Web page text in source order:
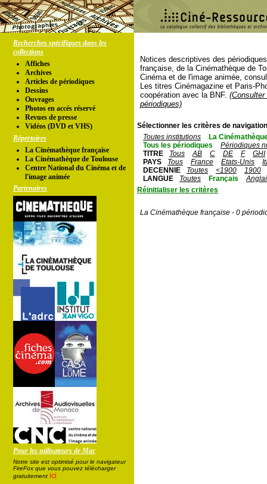
Recherches spécifiques dans les
collections
Affiches
Archives
Articles de périodiques
Dessins
Ouvrages
Photos en accés réservé
Revues de presse
Vidéos (DVD et VHS)
Répertoires
La Cinémathèque française
La Cinémathèque de Toulouse
Centre National du Cinéma et de
l'image animée
Partenaires
Pour les utilisateurs de Mac
Notre site est optimisé pour le navigateur
FireFox que vous pouvez télécharger
gratuitement ici
Notices descriptives des
française, de la Cinémathèque de
Cinéma et de l'image animée,
Les titres Cinémagazine et Paris-
coopération avec la BNF.
périodiques)
Sélectionner les critères de
Toutes institutions
La
Tous les périodiques
Périodiques
TITRE
Tous AB C DE F
GHI
PAYS
Tous France Etats-Unis
DECENNIE
Toutes <1900
1900
LANGUE
Toutes Français
Réinitialiser les critères
La Cinémathèque française - 0